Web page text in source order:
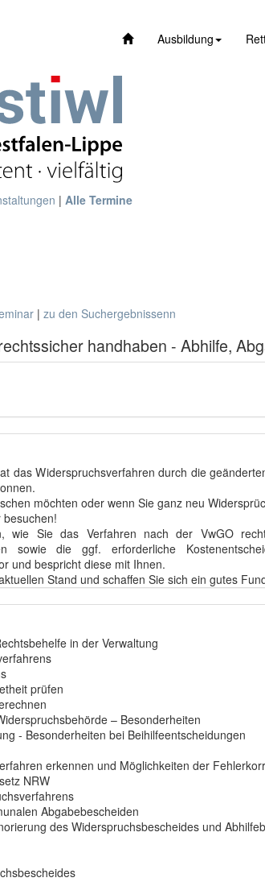
Ausbildung
| Alle Termine
| zu den Suchergebnissenn
handhaben - Abhilfe,
das Widerspruchsverfahren durch die
möchten oder wenn Sie ganz neu
wie Sie das Verfahren nach der VwGO
sowie die ggf. erforderliche
und bespricht diese mit Ihnen.
Stand und schaffen Sie sich ein gutes
in der Verwaltung
prüfen
– Besonderheiten
- Besonderheiten bei Beihilfeentscheidungen
erkennen und Möglichkeiten der
NRW
Abgabebescheiden
des Widerspruchsbescheides und